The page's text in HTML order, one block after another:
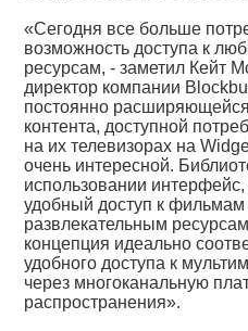
«Сегодня все больше
возможность доступа к
ресурсам, - заметил Кейт
директор компании
постоянно
контента, доступной
на их телевизорах на
очень интересной.
использовании
удобный доступ к фильмам
развлекательным
концепция идеально
удобного доступа к
через многоканальную
распространения».